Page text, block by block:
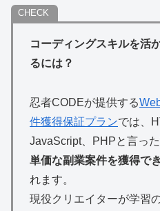
コーディングスキルを活
るには？
忍者CODEが提供する
件獲得保証プランでは、
JavaScript、PHPと言っ
単価な副業案件を獲得で
れます。
現役クリエイターが学習